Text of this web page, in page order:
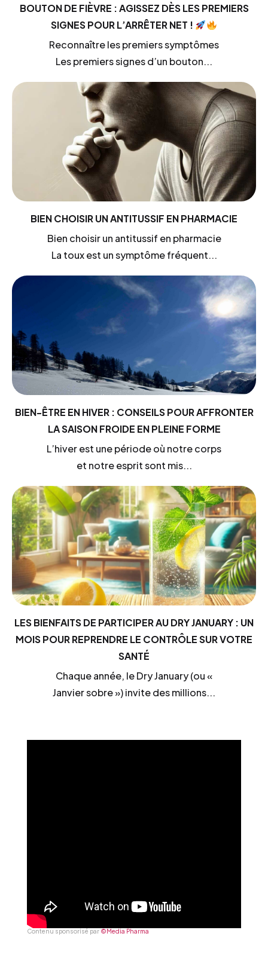
BOUTON DE FIÈVRE : AGISSEZ DÈS LES PREMIERS
SIGNES POUR L’ARRÊTER NET !
Reconnaître les premiers symptômes
Les premiers signes d’un bouton...
BIEN CHOISIR UN ANTITUSSIF EN PHARMACIE
Bien choisir un antitussif en pharmacie
La toux est un symptôme fréquent...
BIEN-ÊTRE EN HIVER : CONSEILS POUR AFFRONTER
LA SAISON FROIDE EN PLEINE FORME
L’hiver est une période où notre corps
et notre esprit sont mis...
LES BIENFAITS DE PARTICIPER AU DRY JANUARY : UN
MOIS POUR REPRENDRE LE CONTRÔLE SUR VOTRE
SANTÉ
Chaque année, le Dry January (ou «
Janvier sobre ») invite des millions...
Contenu sponsorisé par ©Media Pharma